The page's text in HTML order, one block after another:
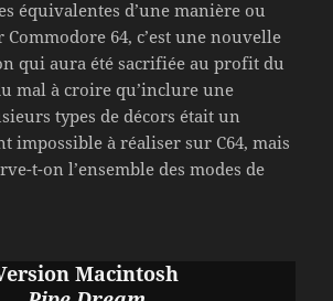
équivalentes d’une manière ou
Commodore 64, c’est une nouvelle
qui aura été sacrifiée au profit du
mal à croire qu’inclure une
types de décors était un
impossible à réaliser sur C64, mais
t-on l’ensemble des modes de
Macintosh